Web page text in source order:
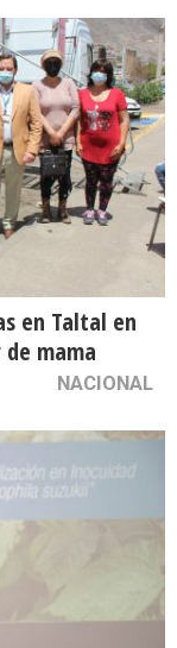
en Taltal en
mama
NACIONAL